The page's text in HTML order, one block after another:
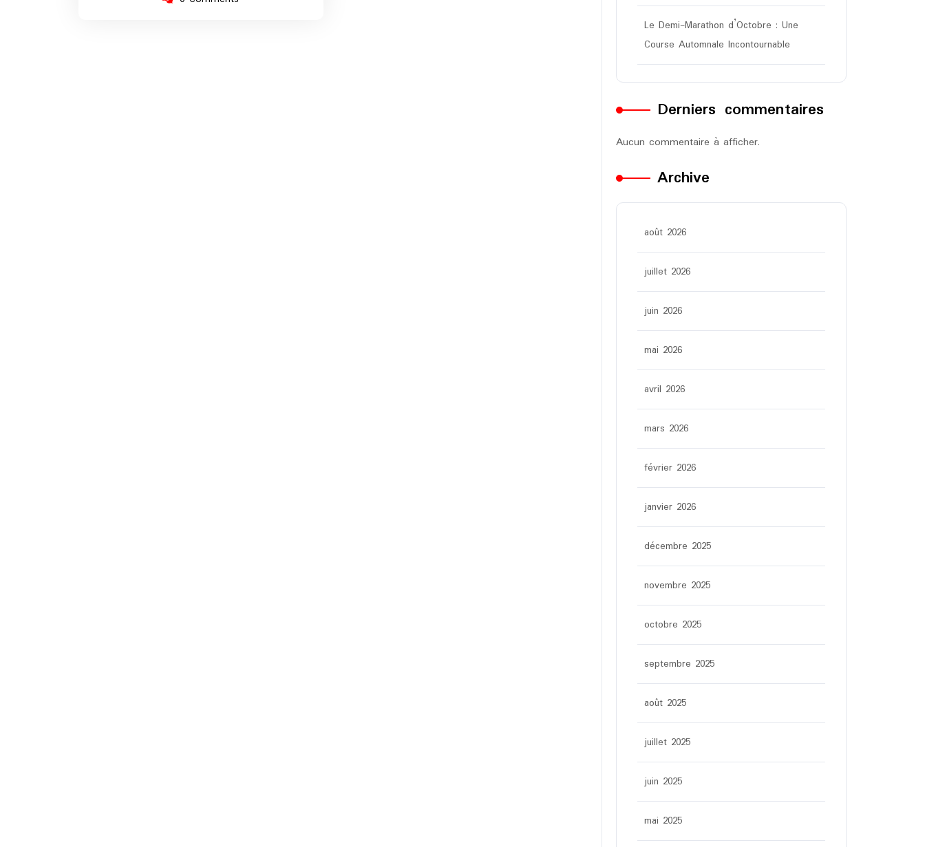
Le Demi-Marathon d’Octobre : Une
Course Automnale Incontournable
Derniers commentaires
Aucun commentaire à afficher.
Archive
août 2026
juillet 2026
juin 2026
mai 2026
avril 2026
mars 2026
février 2026
janvier 2026
décembre 2025
novembre 2025
octobre 2025
septembre 2025
août 2025
juillet 2025
juin 2025
mai 2025